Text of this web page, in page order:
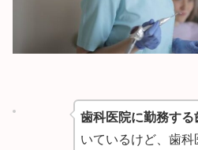
歯科医院に勤務する
いているけど、歯